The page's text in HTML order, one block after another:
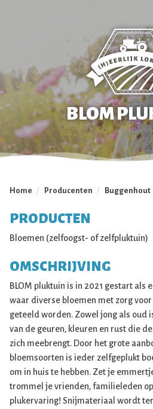
BLOM
Home / Producenten / Buggenhout
PRODUCTEN
Bloemen (zelfoogst- of zelfpluktuin)
OMSCHRIJVING
BLOM pluktuin is in 2021 gestart als
waar diverse bloemen met zorg
geteeld worden. Zowel jong als oud
van de geuren, kleuren en rust die
zich meebrengt. Door het grote
bloemsoorten is ieder zelfgeplukt
om in huis te hebben. Zet je
trommel je vrienden, familieleden
plukervaring! Snijmateriaal wordt